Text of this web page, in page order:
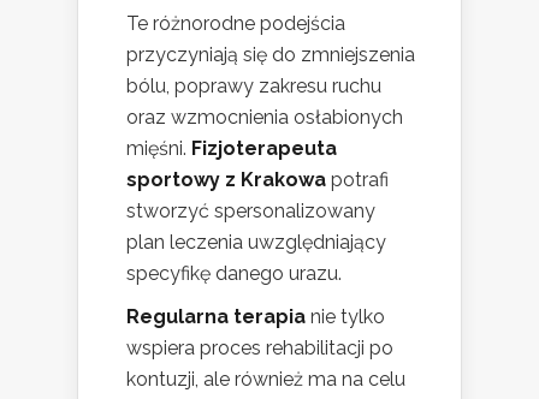
Te różnorodne podejścia
przyczyniają się do zmniejszenia
bólu, poprawy zakresu ruchu
oraz wzmocnienia osłabionych
mięśni. Fizjoterapeuta
sportowy z Krakowa potrafi
stworzyć spersonalizowany
plan leczenia uwzględniający
specyfikę danego urazu.
Regularna terapia nie tylko
wspiera proces rehabilitacji po
kontuzji, ale również ma na celu